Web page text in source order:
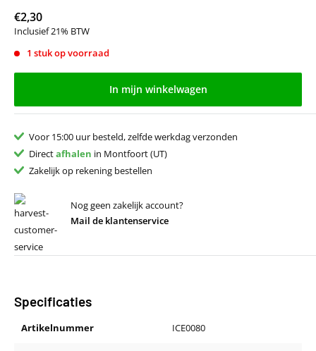
€2,30
Inclusief 21% BTW
1 stuk op voorraad
In mijn winkelwagen
Voor 15:00 uur besteld, zelfde werkdag verzonden
Directafhalen in Montfoort (UT)
Zakelijk op rekening bestellen
Nog geen zakelijk account?
Mail de klantenservice
Specificaties
Artikelnummer ICE0080